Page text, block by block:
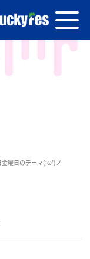
曜日のテーマ(‘ω’)ノ